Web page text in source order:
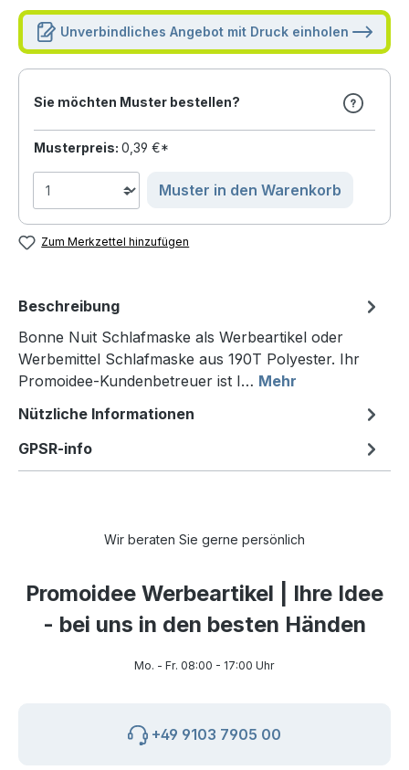
Unverbindliches Angebot mit Druck einholen
Sie möchten Muster bestellen?
Musterpreis: 0,39 €*
Muster in den Warenkorb
Zum Merkzettel hinzufügen
Beschreibung
Bonne Nuit Schlafmaske als Werbeartikel oder
Werbemittel Schlafmaske aus 190T Polyester. Ihr
Promoidee-Kundenbetreuer ist I… Mehr
Nützliche Informationen
GPSR-info
Wir beraten Sie gerne persönlich
Promoidee Werbeartikel | Ihre Idee
- bei uns in den besten Händen
Mo. - Fr. 08:00 - 17:00 Uhr
+49 9103 7905 00